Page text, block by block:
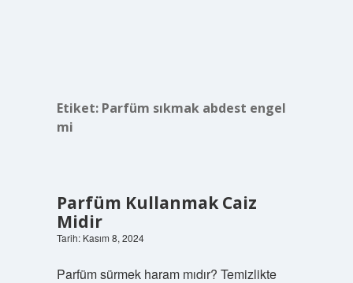
Etiket: Parfüm sıkmak abdest engel
mi
Parfüm Kullanmak Caiz
Midir
Tarih: Kasım 8, 2024
Parfüm sürmek haram mıdır? Temizlikte